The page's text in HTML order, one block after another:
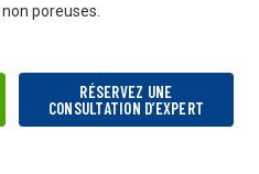
poreuses.
RÉSERVEZ UNE
CONSULTATION D’EXPERT